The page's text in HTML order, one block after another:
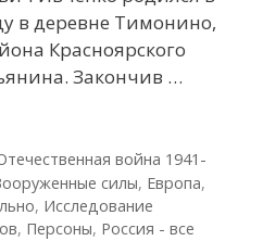
в деревне Тимонино,
Красноярского
Закончив …
война 1941-
силы, Европа,
, Исследование
, Персоны, Россия - все